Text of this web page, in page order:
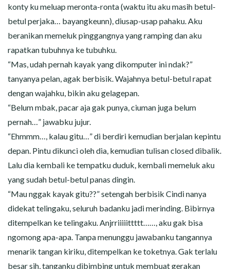
konty ku meluap meronta-ronta (waktu itu aku masih betul-
betul perjaka… bayangkeunn), diusap-usap pahaku. Aku
beranikan memeluk pinggangnya yang ramping dan aku
rapatkan tubuhnya ke tubuhku.
“Mas, udah pernah kayak yang dikomputer ini ndak?”
tanyanya pelan, agak berbisik. Wajahnya betul-betul rapat
dengan wajahku, bikin aku gelagepan.
“Belum mbak, pacar aja gak punya, ciuman juga belum
pernah…” jawabku jujur.
“Ehmmm…, kalau gitu…” di berdiri kemudian berjalan kepintu
depan. Pintu dikunci oleh dia, kemudian tulisan closed dibalik.
Lalu dia kembali ke tempatku duduk, kembali memeluk aku
yang sudah betul-betul panas dingin.
“Mau nggak kayak gitu??” setengah berbisik Cindi nanya
didekat telingaku, seluruh badanku jadi merinding. Bibirnya
ditempelkan ke telingaku. Anjrriiiiittttt……, aku gak bisa
ngomong apa-apa. Tanpa menunggu jawabanku tangannya
menarik tangan kiriku, ditempelkan ke toketnya. Gak terlalu
besar sih, tanganku dibimbing untuk membuat gerakan